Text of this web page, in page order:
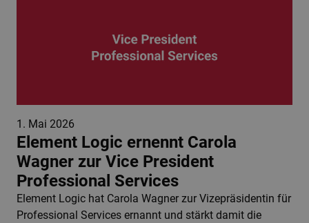
1. Mai 2026
Element Logic ernennt Carola
Wagner zur Vice President
Professional Services
Element Logic hat Carola Wagner zur Vizepräsidentin für
Professional Services ernannt und stärkt damit die